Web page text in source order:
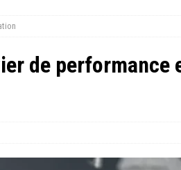
de performance